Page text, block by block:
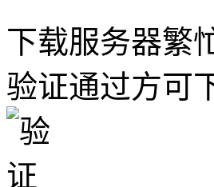
下载服务器繁
验证通过方可